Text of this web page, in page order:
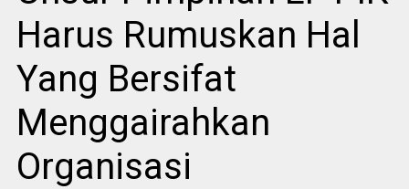
Harus Rumuskan Hal
Yang Bersifat
Menggairahkan
Organisasi